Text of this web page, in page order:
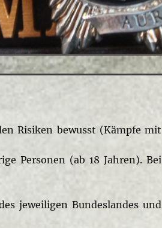
Risiken bewusst (Kämpfe mit
Personen (ab 18 Jahren). Bei
jeweiligen Bundeslandes und